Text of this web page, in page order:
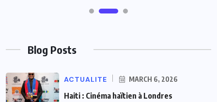
Blog Posts
ACTUALITE MARCH 6, 2026
Haiti : Cinéma haïtien à Londres